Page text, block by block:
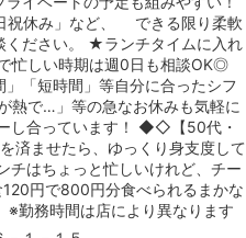
祝休み」など、 できる限り柔軟
ください。 ★ランチタイムに入れ
忙しい時期は週0日も相談OK◎
」「短時間」等自分に合ったシフ
熱で…」等の急なお休みも気軽に
し合っています！ ◆◇【50代・
済ませたら、ゆっくり身支度して
チはちょっと忙しいけれど、チー
円で800円分食べられるまかな
勤務時間は店により異なります